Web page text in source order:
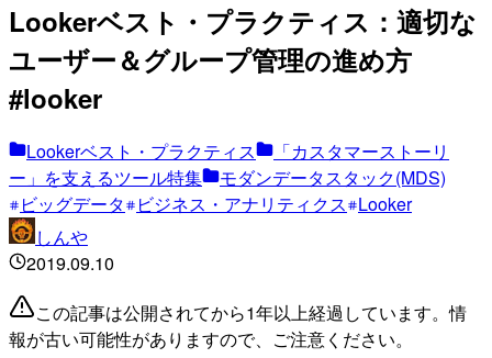
Lookerベスト・プラクティス：適切な
ユーザー＆グループ管理の進め方
#looker
Lookerベスト・プラクティス
「カスタマーストーリ
ー」を支えるツール特集
モダンデータスタック(MDS)
ビッグデータ
ビジネス・アナリティクス Looker
しんや
2019.09.10
この記事は公開されてから1年以上経過しています。情
報が古い可能性がありますので、ご注意ください。